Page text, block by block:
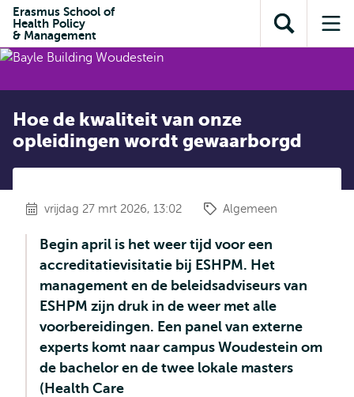
inhoud
Direct naar
subnavigatie
Erasmus School of
Health Policy
& Management
Toon
zoekveld
Hoe de kwaliteit van onze
opleidingen wordt gewaarborgd
vrijdag 27 mrt 2026, 13:02 Algemeen
Begin april is het weer tijd voor een
accreditatievisitatie bij ESHPM. Het
management en de beleidsadviseurs van
ESHPM zijn druk in de weer met alle
voorbereidingen. Een panel van externe
experts komt naar campus Woudestein om
de bachelor en de twee lokale masters
(Health Care